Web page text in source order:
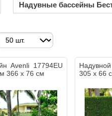
Надувные бассейны
Avenli 17794EU
366 х 76 см
305 х 66